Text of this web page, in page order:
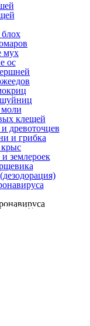
мух
ос
клещей
древоточцев
и грибка
землероек